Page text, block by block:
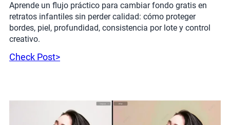
Aprende un flujo práctico para cambiar fondo gratis en
retratos infantiles sin perder calidad: cómo proteger
bordes, piel, profundidad, consistencia por lote y control
creativo.
Check Post>